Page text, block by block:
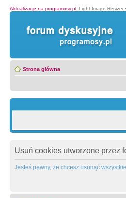
Aktualizacje na programosy.pl: Light Image Resizer •
Strona główna
Usuń cookies utworzone przez
Jesteś pewny, że chcesz usunąć